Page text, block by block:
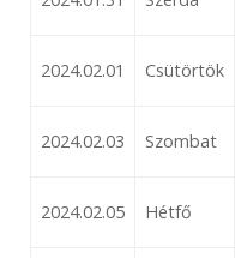
2024.02.01 Csütörtök
2024.02.03 Szombat
2024.02.05 Hétfő